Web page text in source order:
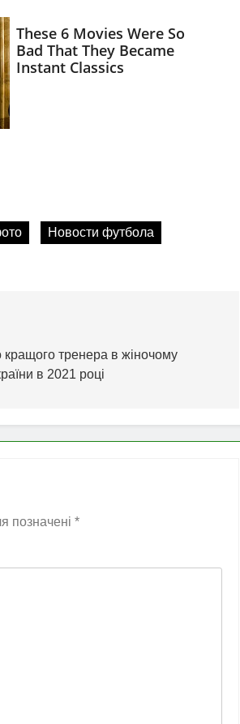
Новости футбола
кращого тренера в жіночому
в 2021 році
позначені *